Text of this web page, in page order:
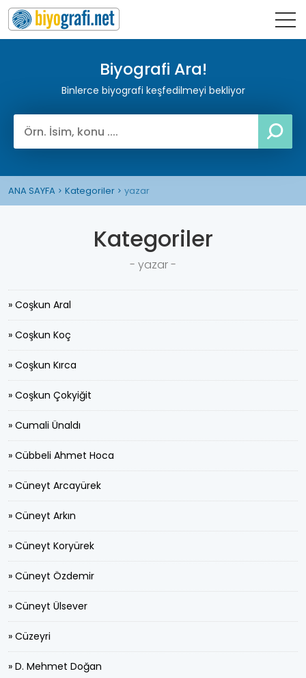
Biyografi Ara!
Binlerce biyografi keşfedilmeyi bekliyor
ANA SAYFA Kategoriler yazar
Kategoriler
- yazar -
» Coşkun Aral
» Coşkun Koç
» Coşkun Kırca
» Coşkun Çokyiğit
» Cumali Ünaldı
» Cübbeli Ahmet Hoca
» Cüneyt Arcayürek
» Cüneyt Arkın
» Cüneyt Koryürek
» Cüneyt Özdemir
» Cüneyt Ülsever
» Cüzeyri
» D. Mehmet Doğan